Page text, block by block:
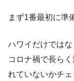
まず1番最初に準
ハワイだけではな
コロナ禍で長ら
れていないかチェ